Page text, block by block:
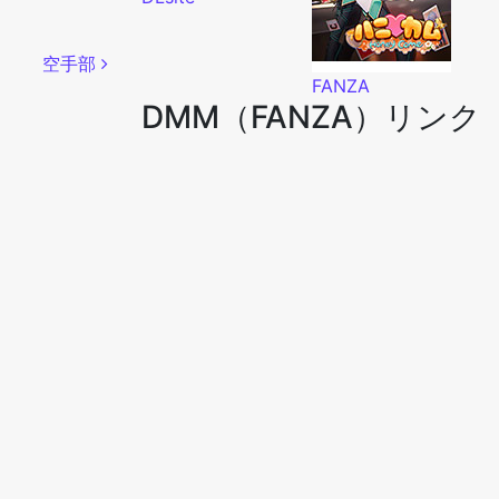
空手部
FANZA
DMM（FANZA）リンク